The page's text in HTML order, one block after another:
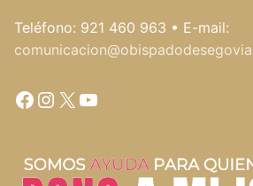
Teléfono: 921 460 963 • E-mail:
Facebook
Instagram
X YouTube